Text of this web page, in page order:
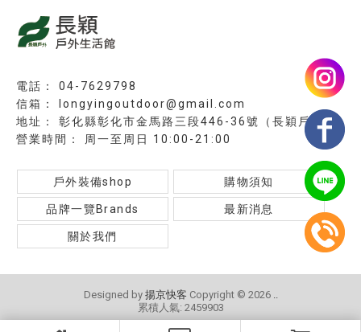
04-7629798
longyingoutdoor@gmail.com
彰化縣彰化市金馬路三段446-36號（長穎戶外）
周一至周日 10:00-21:00
戶外裝備shop 購物須知
品牌一覽Brands 最新消息
關於我們
Designed by 揚京快客 Copyright © 2026 ..
累積人氣: 2459903